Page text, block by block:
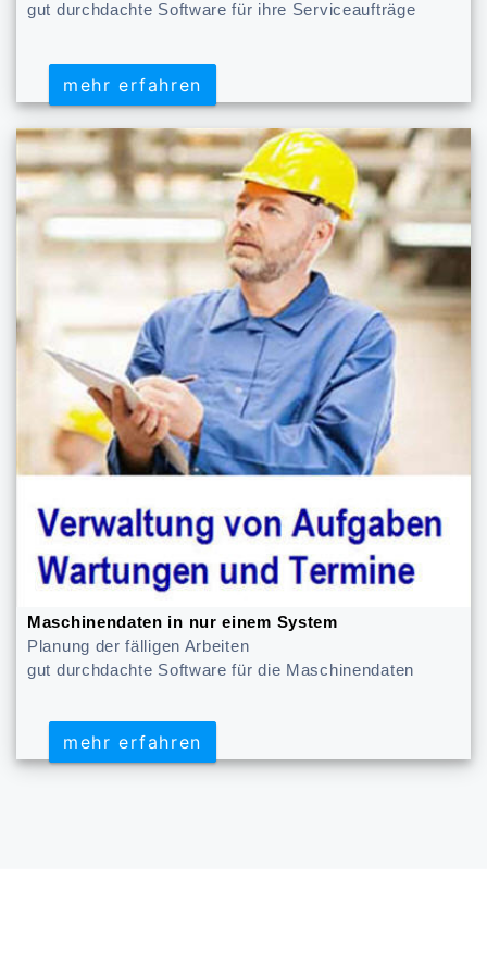
gut durchdachte Software für ihre Serviceaufträge
mehr erfahren
mehr erfahren
Maschinendaten in nur einem System
Planung der fälligen Arbeiten
gut durchdachte Software für die Maschinendaten
mehr erfahren
mehr erfahren